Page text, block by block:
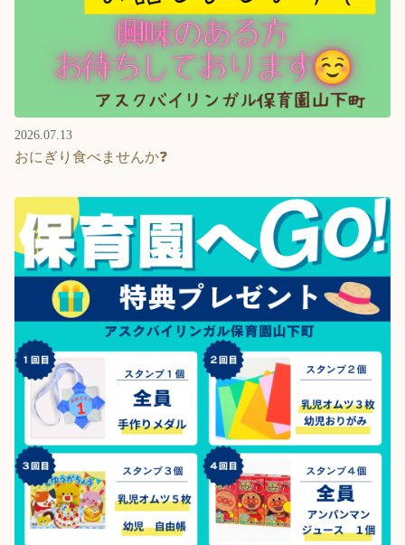
2026.07.13
おにぎり食べませんか❓